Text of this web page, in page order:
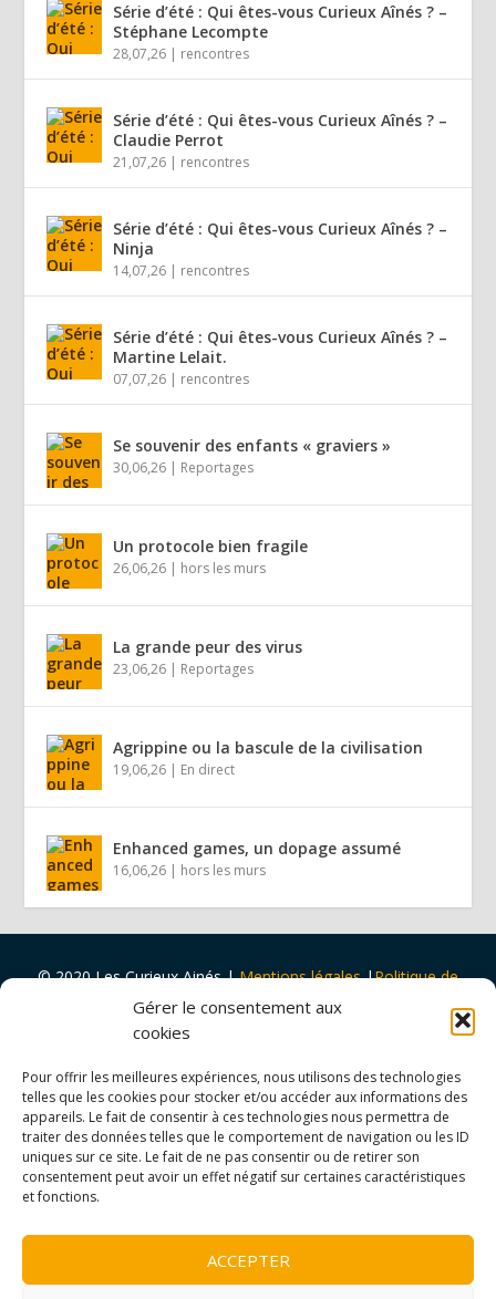
Gérer le consentement aux
cookies
Pour offrir les meilleures expériences, nous utilisons des technologies
telles que les cookies pour stocker et/ou accéder aux informations des
appareils. Le fait de consentir à ces technologies nous permettra de
traiter des données telles que le comportement de navigation ou les ID
uniques sur ce site. Le fait de ne pas consentir ou de retirer son
consentement peut avoir un effet négatif sur certaines caractéristiques
et fonctions.
ACCEPTER
Série d’été : Qui êtes-vous Curieux Aînés ? –
Stéphane Lecompte
28,07,26 | rencontres
Série d’été : Qui êtes-vous Curieux Aînés ? –
Claudie Perrot
21,07,26 | rencontres
Série d’été : Qui êtes-vous Curieux Aînés ? –
Ninja
14,07,26 | rencontres
Série d’été : Qui êtes-vous Curieux Aînés ? –
Martine Lelait.
07,07,26 | rencontres
Se souvenir des enfants « graviers »
30,06,26 | Reportages
Un protocole bien fragile
26,06,26 | hors les murs
La grande peur des virus
23,06,26 | Reportages
Agrippine ou la bascule de la civilisation
19,06,26 | En direct
Enhanced games, un dopage assumé
16,06,26 | hors les murs
© 2020 Les Curieux Ainés |Mentions légales |Politique de
cookies |Design parTapa Idée
Projet porté par Vers Volant
Ville de Rouen